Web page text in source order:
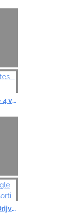
Boxby Chicken Bites - 4 voor 12 euro
Kong Hond Flyangle Drijvend Large - Assorti